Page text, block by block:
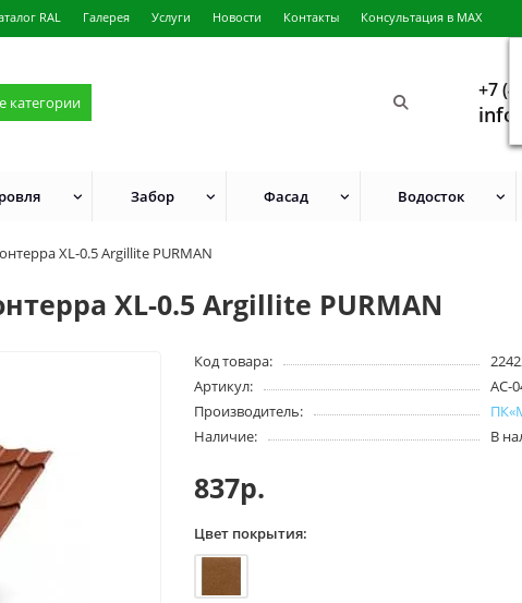
RAL Галерея Услуги Новости Контакты Консультация в MAX
категории
+7
Забор Фасад Водосток
XL-0.5 Argillite PURMAN
XL-0.5 Argillite PURMAN
Код товара:
Артикул:
АС-
Производитель:
Наличие:
В
837р.
Цвет покрытия: